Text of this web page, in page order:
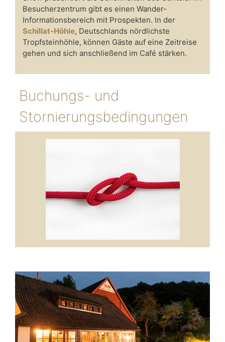
Besucherzentrum gibt es einen Wander-
Informationsbereich mit Prospekten. In der
Schillat-Höhle, Deutschlands nördlichste
Tropfsteinhöhle, können Gäste auf eine Zeitreise
gehen und sich anschließend im Café stärken.
Buchungs- und
Stornierungsbedingungen